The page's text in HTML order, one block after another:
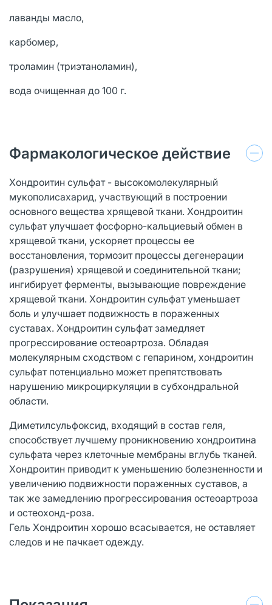
лаванды масло,
карбомер,
троламин (триэтаноламин),
вода очищенная до 100 г.
Фармакологическое действие
Хондроитин сульфат - высокомолекулярный
мукополисахарид, участвующий в построении
основного вещества хрящевой ткани. Хондроитин
сульфат улучшает фосфорно-кальциевый обмен в
хрящевой ткани, ускоряет процессы ее
восстановления, тормозит процессы дегенерации
(разрушения) хрящевой и соединительной ткани;
ингибирует ферменты, вызывающие повреждение
хрящевой ткани. Хондроитин сульфат уменьшает
боль и улучшает подвижность в пораженных
суставах. Хондроитин сульфат замедляет
прогрессирование остеоартроза. Обладая
молекулярным сходством с гепарином, хондроитин
сульфат потенциально может препятствовать
нарушению микроциркуляции в субхондральной
области.
Диметилсульфоксид, входящий в состав геля,
способствует лучшему проникновению хондроитина
сульфата через клеточные мембраны вглубь тканей.
Хондроитин приводит к уменьшению болезненности и
увеличению подвижности пораженных суставов, а
так же замедлению прогрессирования остеоартроза
и остеохонд-роза.
Гель Хондроитин хорошо всасывается, не оставляет
следов и не пачкает одежду.